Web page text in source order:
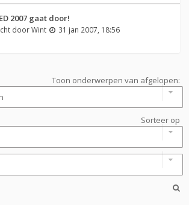
2007 gaat door!
doorWint
31 jan 2007, 18:56
Toon onderwerpen van afgelopen:
Sorteer op